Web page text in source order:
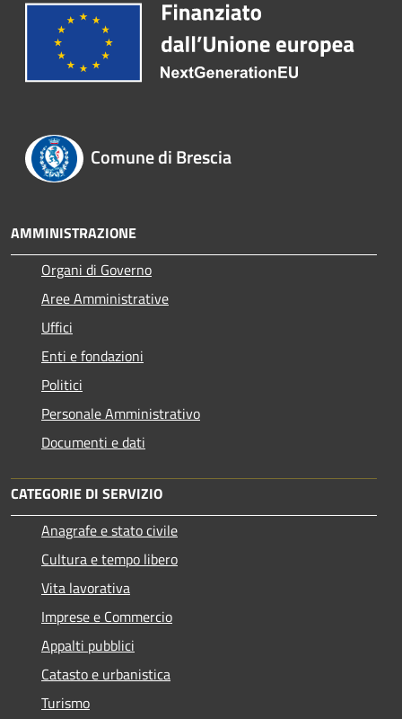
Comune di Brescia
AMMINISTRAZIONE
Organi di Governo
Aree Amministrative
Uffici
Enti e fondazioni
Politici
Personale Amministrativo
Documenti e dati
CATEGORIE DI SERVIZIO
Anagrafe e stato civile
Cultura e tempo libero
Vita lavorativa
Imprese e Commercio
Appalti pubblici
Catasto e urbanistica
Turismo